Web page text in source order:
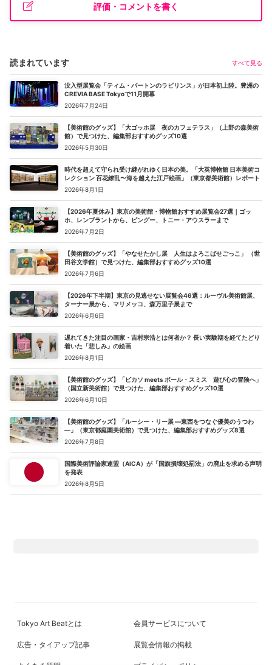
評価・コメントを書く
読まれています すべて見る
没入型展覧会「ティム・バートンのラビリンス」が日本初上陸。豊洲の
CREVIA BASE Tokyoで11月開幕
2026年7月24日
【美術館のグッズ】「大ゴッホ展 夜のカフェテラス」（上野の森美術
館）で見つけた、編集部おすすめグッズ10選
2026年5月30日
時代を超えて守られ受け継がれゆく日本の美。「大英博物館 日本美術コ
レクション 百花繚乱〜海を越えた江戸絵画」（東京都美術館）レポート
2026年8月1日
【2026年夏休み】東京の美術館・博物館おすすめ展覧会27選｜ゴッ
ホ、レンブラントから、ピングー、トニー・アウスラーまで
2026年7月2日
【美術館のグッズ】「やなせたかし展 人生はよろこばせごっこ」 （世
田谷文学館）で見つけた、編集部おすすめグッズ10選
2026年7月6日
【2026年下半期】東京の見逃せない展覧会46選：ルーヴル美術館展、
ターナー展から、マリメッコ、森万里子展まで
2026年6月6日
遅れてきた注目の画家・吉村宗浩とは何者か？ 長い実験期を経てたどり
着いた「悲しみ」の絵画
2026年8月1日
【美術館のグッズ】「ピカソ meets ポール・スミス 遊び心の冒険へ」
（国立新美術館）で見つけた、編集部おすすめグッズ10選
2026年6月10日
【美術館のグッズ】「ルーシー・リー展 ―東西をつなぐ優美のうつわ
―」（東京都庭園美術館）で見つけた、編集部おすすめグッズ8選
2026年7月8日
国際美術評論家連盟（AICA）が「国旗損壊処罰法」の廃止を求める声明
を発表
2026年8月5日
Tokyo Art Beatとは 会員サービスについて
広告・タイアップ記事 展覧会情報の掲載